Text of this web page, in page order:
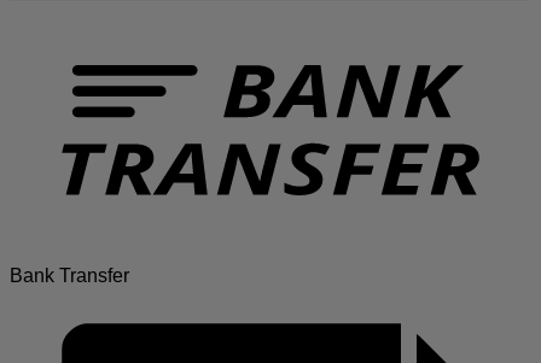
Bank Transfer